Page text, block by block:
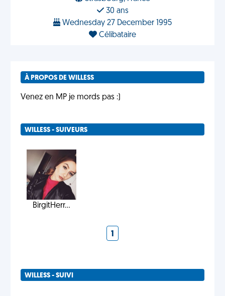
30 ans
Wednesday 27 December 1995
Célibataire
À PROPOS DE WILLESS
Venez en MP je mords pas :)
WILLESS - SUIVEURS
BirgitHerr...
1
WILLESS - SUIVI